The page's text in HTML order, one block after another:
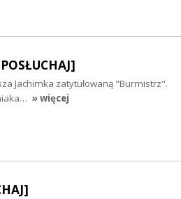
Jachimka zatytułowaną "Burmistrz".
» więcej